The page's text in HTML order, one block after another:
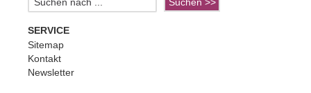
SERVICE
Sitemap
Kontakt
Newsletter